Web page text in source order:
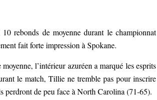
rebonds de moyenne durant le championnat
fait forte impression à Spokane.
l’intérieur azuréen a marqué les esprits
le match, Tillie ne tremble pas pour inscrire
perdront de peu face à North Carolina (71-65).